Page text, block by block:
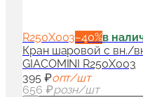
R250X003−40%в
Кран шаровой с вн./
GIACOMINI R250X003
395 ₽опт/шт
656 ₽розн/шт